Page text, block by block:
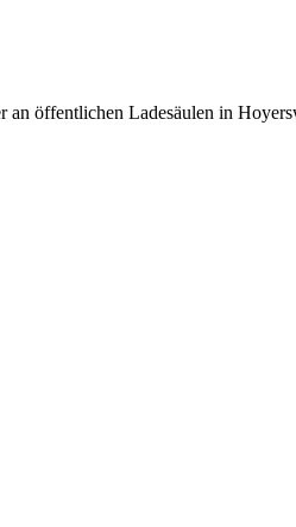
öffentlichen Ladesäulen in